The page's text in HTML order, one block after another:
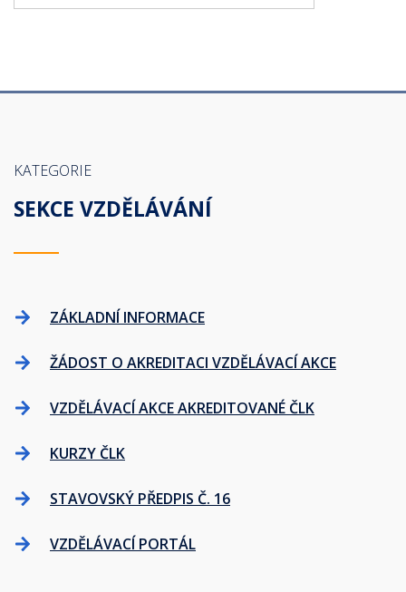
KATEGORIE
SEKCE VZDĚLÁVÁNÍ
ZÁKLADNÍ INFORMACE
ŽÁDOST O AKREDITACI VZDĚLÁVACÍ AKCE
VZDĚLÁVACÍ AKCE AKREDITOVANÉ ČLK
KURZY ČLK
STAVOVSKÝ PŘEDPIS Č. 16
VZDĚLÁVACÍ PORTÁL